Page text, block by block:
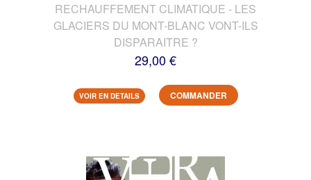
RECHAUFFEMENT CLIMATIQUE - LES
GLACIERS DU MONT-BLANC VONT-ILS
DISPARAITRE ?
29,00 €
VOIR EN DETAILS COMMANDER